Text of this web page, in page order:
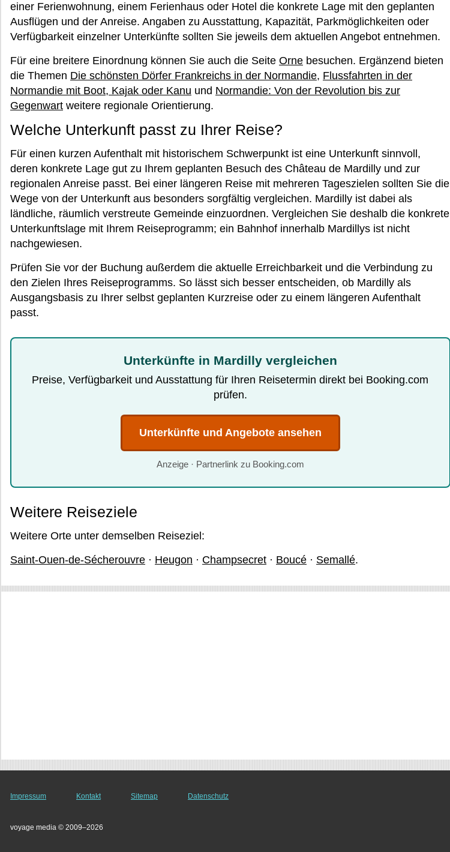
einer Ferienwohnung, einem Ferienhaus oder Hotel die konkrete Lage mit den geplanten
Ausflügen und der Anreise. Angaben zu Ausstattung, Kapazität, Parkmöglichkeiten oder
Verfügbarkeit einzelner Unterkünfte sollten Sie jeweils dem aktuellen Angebot entnehmen.
Für eine breitere Einordnung können Sie auch die Seite Orne besuchen. Ergänzend bieten
die Themen Die schönsten Dörfer Frankreichs in der Normandie, Flussfahrten in der
Normandie mit Boot, Kajak oder Kanu und Normandie: Von der Revolution bis zur
Gegenwart weitere regionale Orientierung.
Welche Unterkunft passt zu Ihrer Reise?
Für einen kurzen Aufenthalt mit historischem Schwerpunkt ist eine Unterkunft sinnvoll,
deren konkrete Lage gut zu Ihrem geplanten Besuch des Château de Mardilly und zur
regionalen Anreise passt. Bei einer längeren Reise mit mehreren Tageszielen sollten Sie die
Wege von der Unterkunft aus besonders sorgfältig vergleichen. Mardilly ist dabei als
ländliche, räumlich verstreute Gemeinde einzuordnen. Vergleichen Sie deshalb die konkrete
Unterkunftslage mit Ihrem Reiseprogramm; ein Bahnhof innerhalb Mardillys ist nicht
nachgewiesen.
Prüfen Sie vor der Buchung außerdem die aktuelle Erreichbarkeit und die Verbindung zu
den Zielen Ihres Reiseprogramms. So lässt sich besser entscheiden, ob Mardilly als
Ausgangsbasis zu Ihrer selbst geplanten Kurzreise oder zu einem längeren Aufenthalt
passt.
Unterkünfte in Mardilly vergleichen
Preise, Verfügbarkeit und Ausstattung für Ihren Reisetermin direkt bei Booking.com
prüfen.
Unterkünfte und Angebote ansehen
Anzeige · Partnerlink zu Booking.com
Weitere Reiseziele
Weitere Orte unter demselben Reiseziel:
Saint-Ouen-de-Sécherouvre · Heugon · Champsecret · Boucé · Semallé.
Impressum Kontakt Sitemap Datenschutz
voyage media © 2009–2026